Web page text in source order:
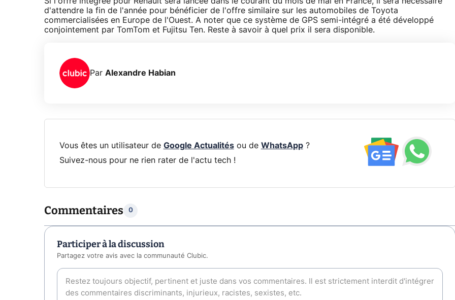
d'attendre la fin de l'année pour bénéficier de l'offre similaire sur les automobiles de Toyota
commercialisées en Europe de l'Ouest. A noter que ce système de GPS semi-intégré a été développé
conjointement par TomTom et Fujitsu Ten. Reste à savoir à quel prix il sera disponible.
Par Alexandre Habian
Vous êtes un utilisateur de Google Actualitésou de WhatsApp?
Suivez-nous pour ne rien rater de l'actu tech !
Commentaires 0
Participer à la discussion
Partagez votre avis avec la communauté Clubic.